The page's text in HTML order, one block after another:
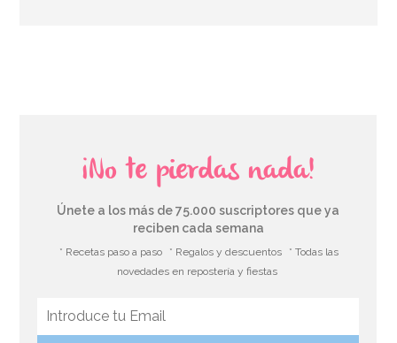
¡No te pierdas nada!
Únete a los más de 75.000 suscriptores que ya
reciben cada semana
* Recetas paso a paso * Regalos y descuentos
* Todas las
novedades en repostería y fiestas